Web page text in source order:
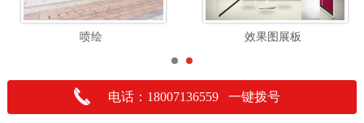
喷绘 效果图展板
电话：18007136559 一键拨号